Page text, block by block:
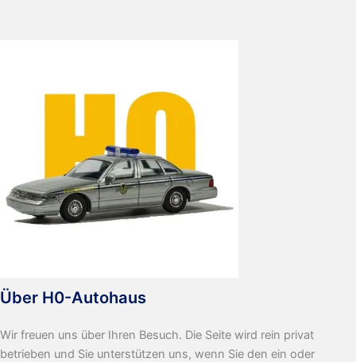
Über H0-Autohaus
Wir freuen uns über Ihren Besuch. Die Seite wird rein privat
betrieben und Sie unterstützen uns, wenn Sie den ein oder